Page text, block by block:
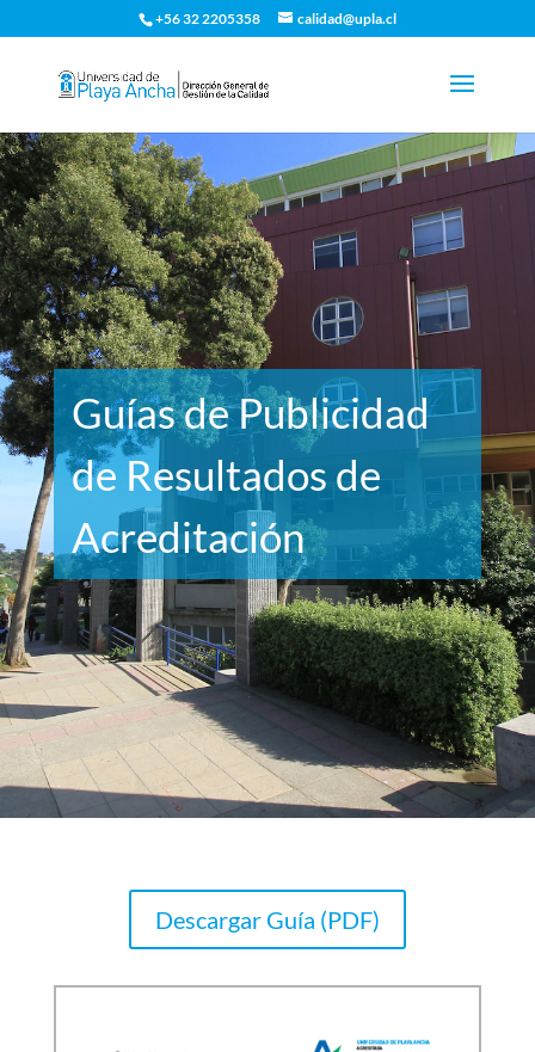
+56 32 2205358 calidad@upla.cl
Guías de Publicidad
de Resultados de
Acreditación
Descargar Guía (PDF)